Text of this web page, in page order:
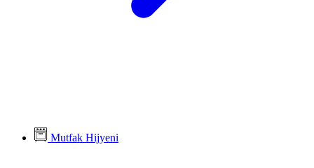
Mutfak Hijyeni